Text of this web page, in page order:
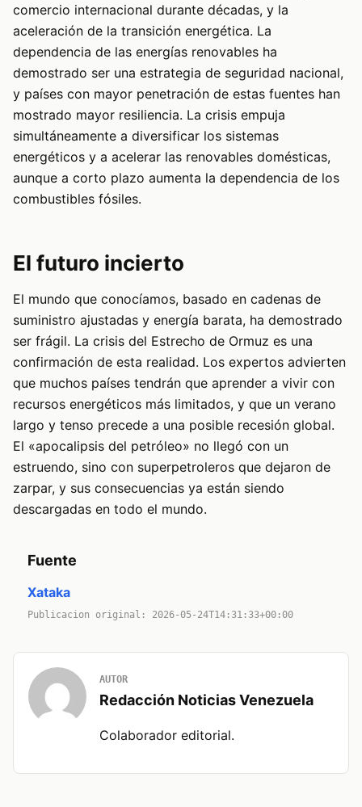
comercio internacional durante décadas, y la
aceleración de la transición energética. La
dependencia de las energías renovables ha
demostrado ser una estrategia de seguridad nacional,
y países con mayor penetración de estas fuentes han
mostrado mayor resiliencia. La crisis empuja
simultáneamente a diversificar los sistemas
energéticos y a acelerar las renovables domésticas,
aunque a corto plazo aumenta la dependencia de los
combustibles fósiles.
El futuro incierto
El mundo que conocíamos, basado en cadenas de
suministro ajustadas y energía barata, ha demostrado
ser frágil. La crisis del Estrecho de Ormuz es una
confirmación de esta realidad. Los expertos advierten
que muchos países tendrán que aprender a vivir con
recursos energéticos más limitados, y que un verano
largo y tenso precede a una posible recesión global.
El «apocalipsis del petróleo» no llegó con un
estruendo, sino con superpetroleros que dejaron de
zarpar, y sus consecuencias ya están siendo
descargadas en todo el mundo.
Fuente
Xataka
Publicacion original: 2026-05-24T14:31:33+00:00
AUTOR
Redacción Noticias Venezuela
Colaborador editorial.